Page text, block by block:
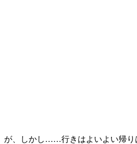
が、しかし……行きはよいよい帰り